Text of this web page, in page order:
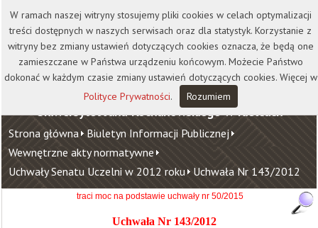
Kontakt Biblioteka
Wydawnictwo
Wirtualna Uczelnia
Uniwersytet Jana Kochanowskiego w Kielcach
Strona główna Biuletyn Informacji Publicznej
Wewnętrzne akty normatywne
Uchwały Senatu Uczelni w 2012 roku Uchwała Nr 143/2012
traci moc na podstawie uchwały nr 50/2015
Uchwała Nr 143/2012
W ramach naszej witryny stosujemy pliki cookies w celach optymalizacji
treści dostępnych w naszych serwisach oraz dla statystyk. Korzystanie z
witryny bez zmiany ustawień dotyczących cookies oznacza, że będą one
zamieszczane w Państwa urządzeniu końcowym. Możecie Państwo
dokonać w każdym czasie zmiany ustawień dotyczących cookies. Więcej w
Polityce Prywatności. Rozumiem